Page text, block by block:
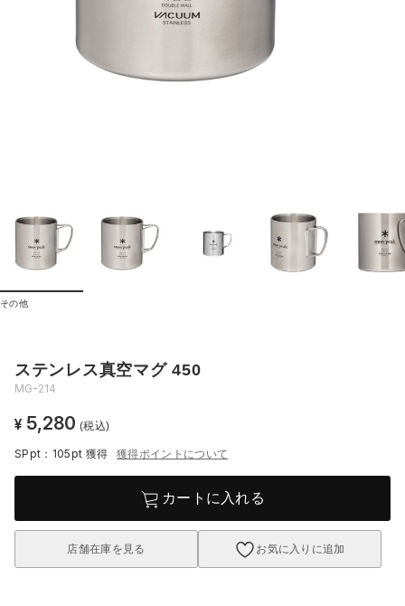
その他
ステンレス真空マグ 450
MG-214
¥ 5,280 (税込)
SPpt：105pt 獲得 獲得ポイントについて
カートに入れる
店舗在庫を見る お気に入りに追加